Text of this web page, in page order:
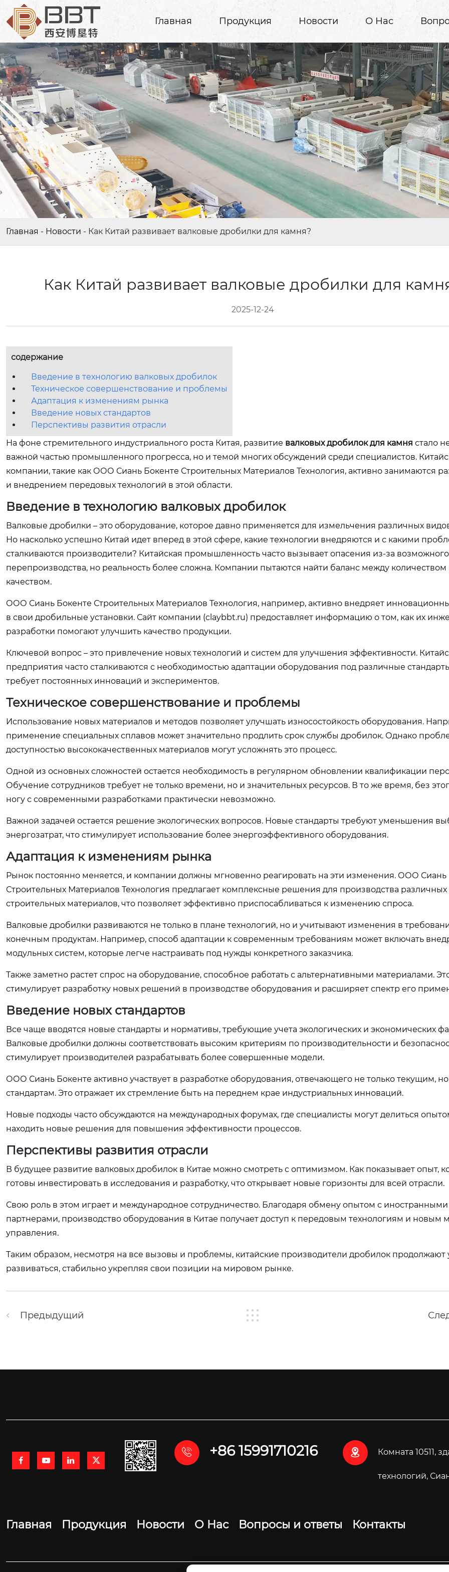
Главная Продукция Новости О Нас
Главная - Новости - Как Китай развивает валковые дробилки для камня?
Как Китай развивает валковые дробилки для
2025-12-24
содержание
Введение в технологию валковых дробилок
Техническое совершенствование и проблемы
Адаптация к изменениям рынка
Введение новых стандартов
Перспективы развития отрасли
На фоне стремительного индустриального роста Китая, развитие валковых дробилок для камня стало
важной частью промышленного прогресса, но и темой многих обсуждений среди специалистов.
компании, такие как ООО Сиань Бокенте Строительных Материалов Технология, активно занимаются
и внедрением передовых технологий в этой области.
Введение в технологию валковых дробилок
Валковые дробилки – это оборудование, которое давно применяется для измельчения различных
Но насколько успешно Китай идет вперед в этой сфере, какие технологии внедряются и с какими
сталкиваются производители? Китайская промышленность часто вызывает опасения из-за возможного
перепроизводства, но реальность более сложна. Компании пытаются найти баланс между количеством
качеством.
ООО Сиань Бокенте Строительных Материалов Технология, например, активно внедряет
в свои дробильные установки. Сайт компании (claybbt.ru) предоставляет информацию о том, как их
разработки помогают улучшить качество продукции.
Ключевой вопрос – это привлечение новых технологий и систем для улучшения эффективности.
предприятия часто сталкиваются с необходимостью адаптации оборудования под различные
требует постоянных инноваций и экспериментов.
Техническое совершенствование и проблемы
Использование новых материалов и методов позволяет улучшать износостойкость оборудования.
применение специальных сплавов может значительно продлить срок службы дробилок. Однако
доступностью высококачественных материалов могут усложнять это процесс.
Одной из основных сложностей остается необходимость в регулярном обновлении квалификации
Обучение сотрудников требует не только времени, но и значительных ресурсов. В то же время, без
ногу с современными разработками практически невозможно.
Важной задачей остается решение экологических вопросов. Новые стандарты требуют уменьшения
энергозатрат, что стимулирует использование более энергоэффективного оборудования.
Адаптация к изменениям рынка
Рынок постоянно меняется, и компании должны мгновенно реагировать на эти изменения. ООО Сиань
Строительных Материалов Технология предлагает комплексные решения для производства различных
строительных материалов, что позволяет эффективно приспосабливаться к изменению спроса.
Валковые дробилки развиваются не только в плане технологий, но и учитывают изменения в
конечным продуктам. Например, способ адаптации к современным требованиям может включать
модульных систем, которые легче настраивать под нужды конкретного заказчика.
Также заметно растет спрос на оборудование, способное работать с альтернативными материалами.
стимулирует разработку новых решений в производстве оборудования и расширяет спектр его
Введение новых стандартов
Все чаще вводятся новые стандарты и нормативы, требующие учета экологических и экономических
Валковые дробилки должны соответствовать высоким критериям по производительности и
стимулирует производителей разрабатывать более совершенные модели.
ООО Сиань Бокенте активно участвует в разработке оборудования, отвечающего не только текущим,
стандартам. Это отражает их стремление быть на переднем крае индустриальных инноваций.
Новые подходы часто обсуждаются на международных форумах, где специалисты могут делиться
находить новые решения для повышения эффективности процессов.
Перспективы развития отрасли
В будущее развитие валковых дробилок в Китае можно смотреть с оптимизмом. Как показывает опыт,
готовы инвестировать в исследования и разработку, что открывает новые горизонты для всей отрасли.
Свою роль в этом играет и международное сотрудничество. Благодаря обмену опытом с иностранными
партнерами, производство оборудования в Китае получает доступ к передовым технологиям и новым
управления.
Таким образом, несмотря на все вызовы и проблемы, китайские производители дробилок
развиваться, стабильно укрепляя свои позиции на мировом рынке.
Предыдущий
   
 +86 15991710216  Комната 10511,
технологий,
Главная Продукция Новости О Нас Вопросы и ответы Контакты